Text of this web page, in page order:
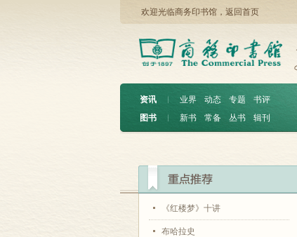
欢迎光临商务印书馆， 返回首页
资讯 ︱ 业界 动态 专题
书评
图书
︱ 新书 常备 丛书 辑刊
《红楼梦》十讲
布哈拉史